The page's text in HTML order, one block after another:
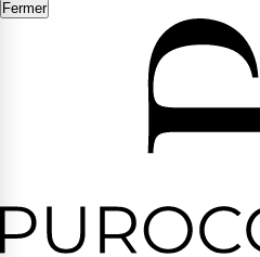
Fermer